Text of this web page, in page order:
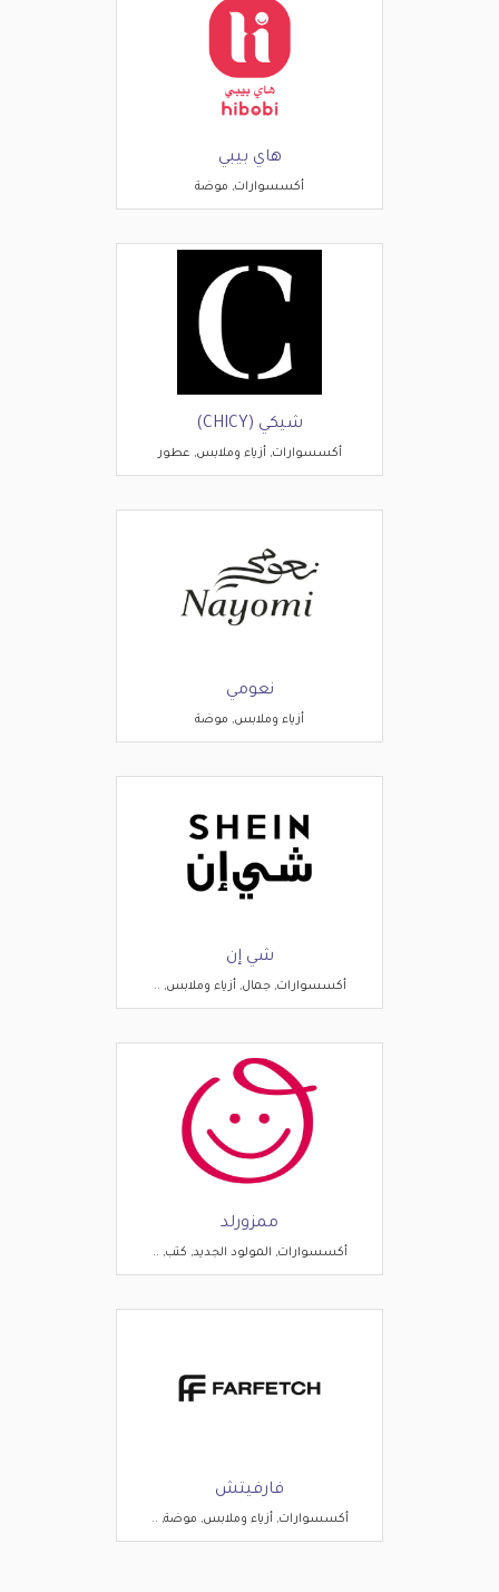
هاي بيبي
أكسسوارات, موضة
شيكي (CHICY)
أكسسوارات, أزياء وملابس, عطور
نعومي
أزياء وملابس, موضة
شي إن
أكسسوارات, جمال, أزياء وملابس, ..
ممزورلد
أكسسوارات, المولود الجديد, كتب, ..
فارفيتش
أكسسوارات, أزياء وملابس, موضة, ..